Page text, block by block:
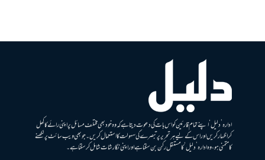
ادارہ ’دلیل‘ اپنے تمام قارئین کو اس بات کی دعوت دیتا ہے کہ وہ خود بھی مختلف مسائل پر اپنی رائے کا کھل
کر اظہار کریں اور اس کے لیے ہر تحریر پر تبصرے کی سہولت کا استعمال کریں۔ جو بھی ویب سائٹ پر لکھنے
کا متمنی ہو، وہ ادارہ ’دلیل‘ کا مستقل رکن بن سکتا ہے اور اپنی نگارشات شامل کرسکتا ہے۔